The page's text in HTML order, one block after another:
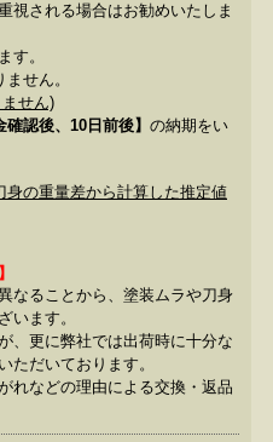
視される場合はお勧めいたしま
す。
せん。
せん)
確認後、10日前後】 の納期をい
の重量差から計算した推定値
なることから、塗装ムラや刀身
います。
、更に弊社では出荷時に十分な
ただいております。
れなどの理由による交換・返品